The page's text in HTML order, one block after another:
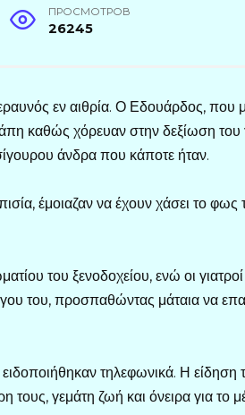
ПРОСМОТРОВ
26245
εν αιθρία. Ο Εδουάρδος, που
καθώς χόρευαν στην δεξίωση
άνδρα που κάποτε ήταν.
έμοιαζαν να έχουν χάσει το φως
του ξενοδοχείου, ενώ οι
του, προσπαθώντας μάταια να
ειδοποιήθηκαν τηλεφωνικά. Η
τους, γεμάτη ζωή και όνειρα για το